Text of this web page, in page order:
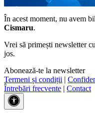
În acest moment, nu avem
Cismaru.
Vrei să primești newsletter
jos.
Abonează-te la newsletter
Termeni și condiții |
Întrebări frecvente | Contact